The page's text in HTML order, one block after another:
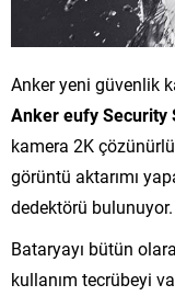
Anker yeni güvenlik
Anker eufy Security
kamera 2K
görüntü aktarımı
dedektörü bulunuyor.
Bataryayı bütün
kullanım tecrübeyi